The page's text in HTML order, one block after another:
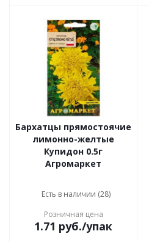
Бархатцы прямостоячие
лимонно-желтые
Купидон 0.5г
Агромаркет
Есть в наличии (28)
Розничная цена
1.71 руб./упак